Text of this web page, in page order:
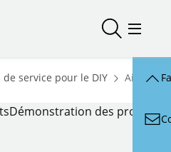
Ouvrir/
service pour le DIYHomepage
Aides à
Démonstration des produits